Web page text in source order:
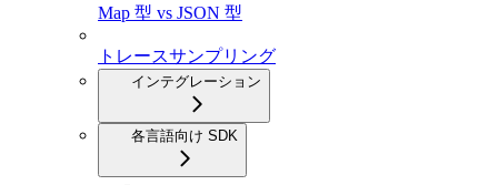
Map 型 vs JSON 型
トレースサンプリング
インテグレーション
各言語向け SDK